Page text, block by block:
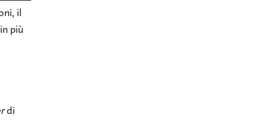
il
più
di